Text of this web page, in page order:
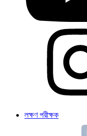
লক্ষণ পরীক্ষক